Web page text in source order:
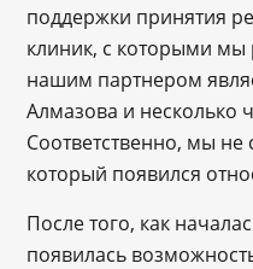
поддержки принятия
клиник, с которыми мы
нашим партнером
Алмазова и несколько
Соответственно, мы не
который появился
После того, как
появилась